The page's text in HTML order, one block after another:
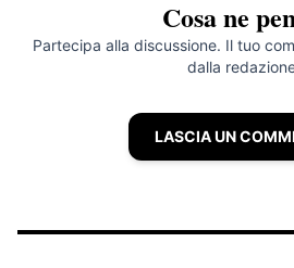
Cosa ne
Partecipa alla discussione. Il tuo
dalla
LASCIA UN